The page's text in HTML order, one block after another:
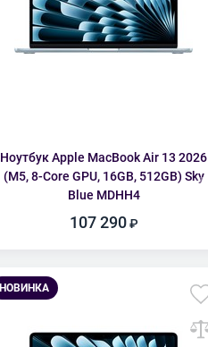
Ноутбук Apple MacBook Air 13 2026
(M5, 8-Core GPU, 16GB, 512GB) Sky
Blue MDHH4
107 290
НОВИНКА